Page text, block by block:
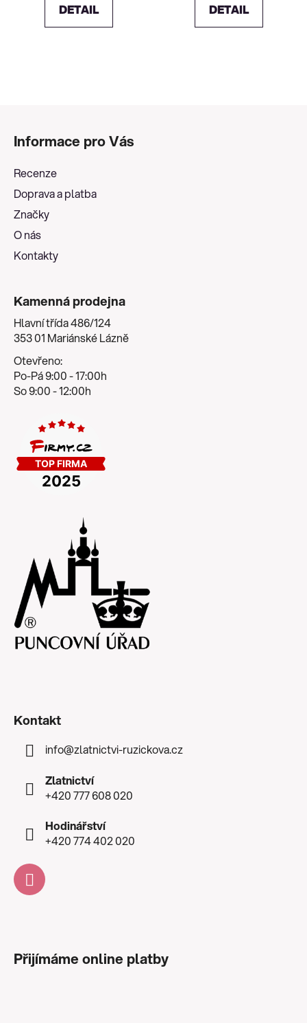
DETAIL DETAIL
Informace pro Vás
Recenze
Doprava a platba
Značky
O nás
Kontakty
Kamenná prodejna
Hlavní třída 486/124
353 01 Mariánské Lázně
Otevřeno:
Po-Pá 9:00 - 17:00h
So 9:00 - 12:00h
Kontakt
info@zlatnictvi-ruzickova.cz
Zlatnictví
+420 777 608 020
Hodinářství
+420 774 402 020
Přijímáme online platby